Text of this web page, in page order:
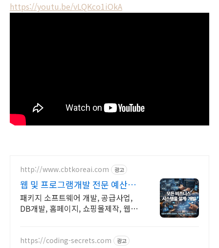
https://youtu.be/vLQKco1iOkA
http://www.cbtkoreai.com 광고
웹 및 프로그램개발 전문 예산에
맞춘 컬선팅
패키지 소프트웨어 개발, 공급사업,
DB개발, 홈페이지, 쇼핑몰제작, 웹호
https://coding-secrets.com 광고